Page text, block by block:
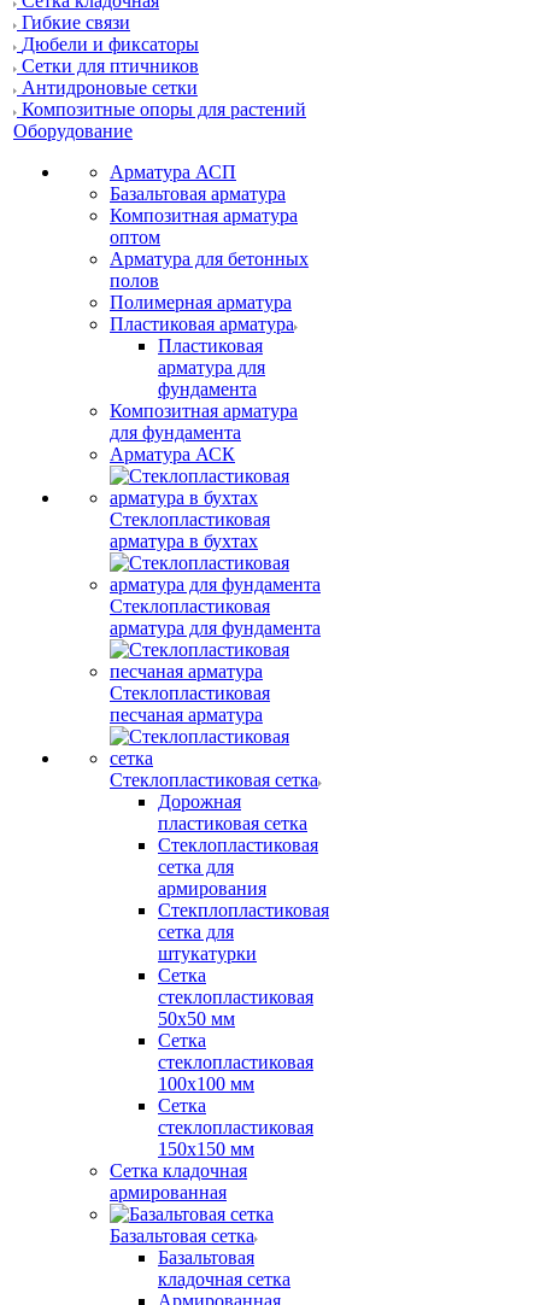
Гибкие связи
Дюбели и фиксаторы
Сетки для птичников
Антидроновые сетки
Композитные опоры для растений
Оборудование
Арматура АСП
Базальтовая арматура
Композитная арматура
оптом
Арматура для бетонных
полов
Полимерная арматура
Пластиковая арматура
Пластиковая
арматура для
фундамента
Композитная арматура
для фундамента
Арматура АСК
Стеклопластиковая
арматура в бухтах
Стеклопластиковая
арматура для фундамента
Стеклопластиковая
песчаная арматура
Стеклопластиковая сетка
Дорожная
пластиковая сетка
Стеклопластиковая
сетка для
армирования
Стекплопластиковая
сетка для
штукатурки
Сетка
стеклопластиковая
50x50 мм
Сетка
стеклопластиковая
100x100 мм
Сетка
стеклопластиковая
150x150 мм
Сетка кладочная
армированная
Базальтовая сетка
Базальтовая
кладочная сетка
Армированная